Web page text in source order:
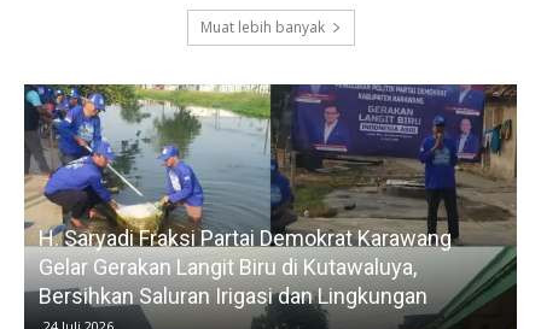
Muat lebih banyak
H. Saryadi Fraksi Partai Demokrat Karawang
Gelar Gerakan Langit Biru di Kutawaluya,
Bersihkan Saluran Irigasi dan Lingkungan